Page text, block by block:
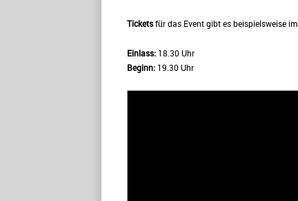
Ticketsfür das Event gibt es beispielsweise im
Einlass: 18.30 Uhr
Beginn: 19.30 Uhr